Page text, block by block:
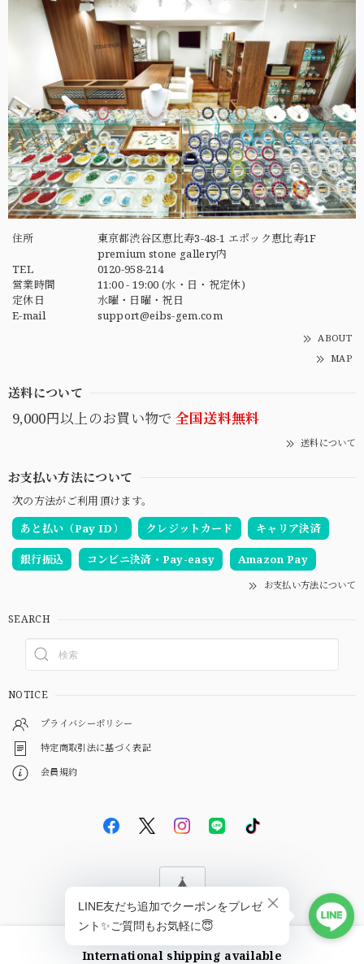
住所
東京都渋谷区恵比寿3-48-1 エポック恵比寿1F
premium stone gallery内
TEL
0120-958-214
営業時間
11:00 - 19:00 (水・日・祝定休)
定休日
水曜・日曜・祝日
E-mail
support@eibs-gem.com
ABOUT
MAP
送料について
9,000円以上のお買い物で 全国送料無料
送料について
お支払い方法について
次の方法がご利用頂けます。
あと払い（Pay ID）
クレジットカード キャリア決済
銀行振込 コンビニ決済・Pay-easy Amazon Pay
お支払い方法について
SEARCH
NOTICE
プライバシーポリシー
特定商取引法に基づく表記
会員規約
© EBiS GEM
International shipping available